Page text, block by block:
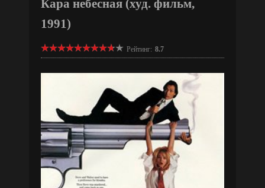
Кара небесная (худ. фильм,
1991)
Рейтинг: 8.7